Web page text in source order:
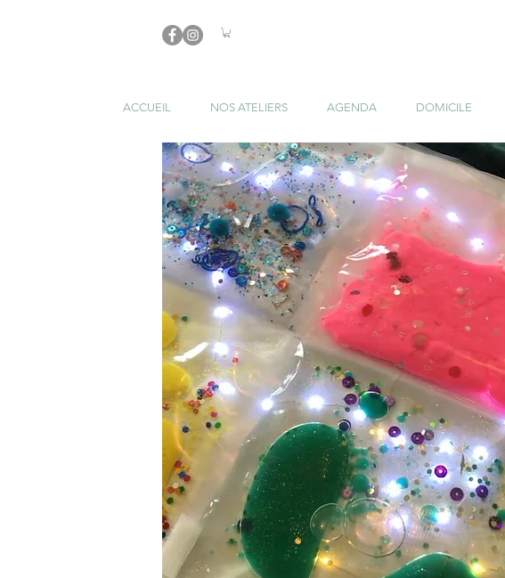
ACCUEIL NOS ATELIERS AGENDA DOMICILE